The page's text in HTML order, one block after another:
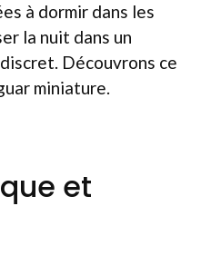
à dormir dans les
la nuit dans un
Découvrons ce
miniature.
et